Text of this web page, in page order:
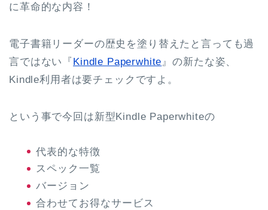
に革命的な内容！
電子書籍リーダーの歴史を塗り替えたと言っても過
言ではない『 Kindle Paperwhite 』の新たな姿、
Kindle利用者は要チェックですよ。
という事で今回は新型Kindle Paperwhiteの
代表的な特徴
スペック一覧
バージョン
合わせてお得なサービス